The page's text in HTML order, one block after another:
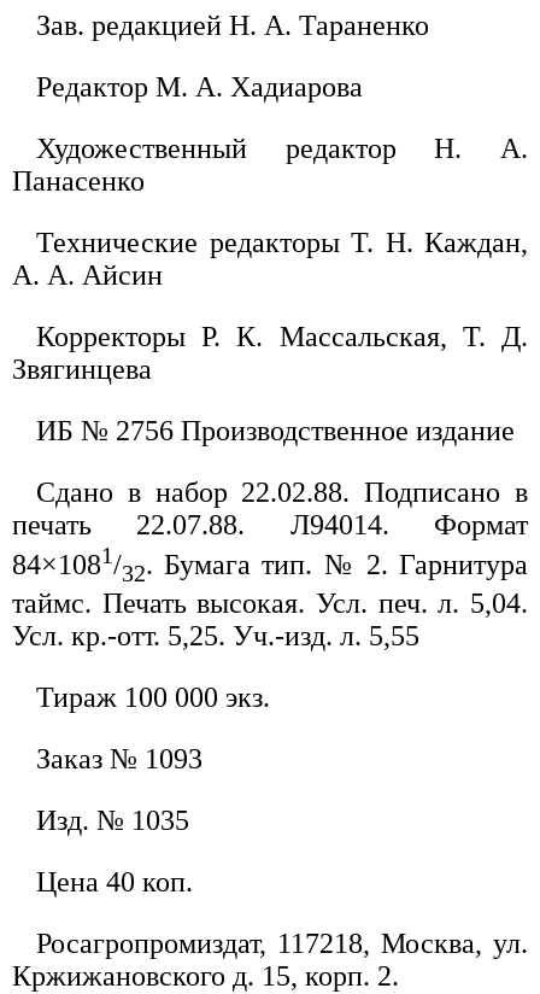
Зав. редакцией Н. А. Тараненко
Редактор М. А. Хадиарова
Художественный редактор Н. А.
Панасенко
Технические редакторы Т. Н. Каждан,
А. А. Айсин
Корректоры Р. К. Массальская, Т. Д.
Звягинцева
ИБ № 2756 Производственное издание
Сдано в набор 22.02.88. Подписано в
печать 22.07.88. Л94014. Формат
84×1081/32. Бумага тип. № 2. Гарнитура
таймс. Печать высокая. Усл. печ. л. 5,04.
Усл. кр.-отт. 5,25. Уч.-изд. л. 5,55
Тираж 100 000 экз.
Заказ № 1093
Изд. № 1035
Цена 40 коп.
Росагропромиздат, 117218, Москва, ул.
Кржижановского д. 15, корп. 2.